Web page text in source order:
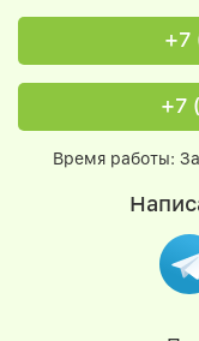
+7
+7
Время работы: